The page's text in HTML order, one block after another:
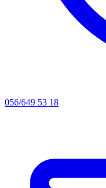
056/649 53 18